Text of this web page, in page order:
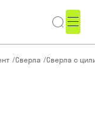
/Сверла /Сверла с